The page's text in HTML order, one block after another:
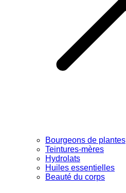
Bourgeons de plantes
Teintures-mères
Hydrolats
Huiles essentielles
Beauté du corps